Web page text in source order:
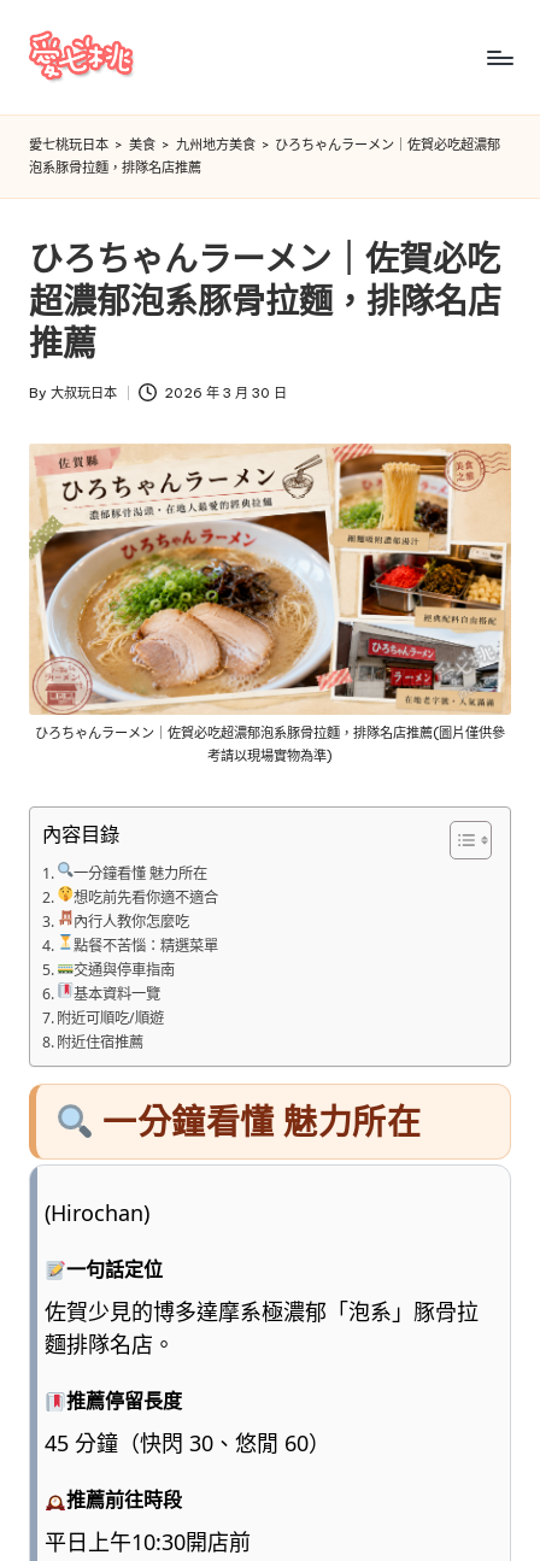
Skip
愛
七
桃
玩
日
本
愛七桃玩日本 > 美食 > 九州地方美食 > ひろちゃんラーメン｜佐賀必吃超濃郁
泡系豚骨拉麵，排隊名店推薦
ひろちゃんラーメン｜佐賀必吃
超濃郁泡系豚骨拉麵，排隊名店
推薦
Posted
By 大叔玩日本 2026 年 3 月 30 日
ひろちゃんラーメン｜佐賀必吃超濃郁泡系豚骨拉麵，排隊名店推薦(圖片僅供參
考請以現場實物為準)
內容目錄
一分鐘看懂 魅力所在
想吃前先看你適不適合
內行人教你怎麼吃
點餐不苦惱：精選菜單
交通與停車指南
基本資料一覽
附近可順吃/順遊
附近住宿推薦
一分鐘看懂 魅力所在
(Hirochan)
一句話定位
佐賀少見的博多達摩系極濃郁「泡系」豚骨拉
麵排隊名店。
推薦停留長度
45 分鐘（快閃 30、悠閒 60）
推薦前往時段
平日上午10:30開店前